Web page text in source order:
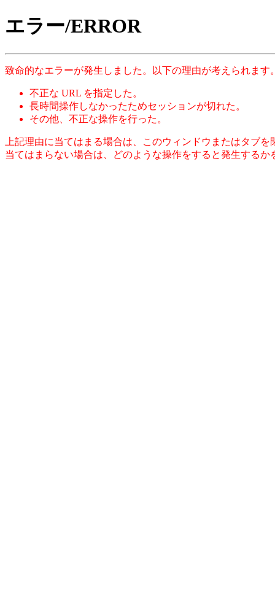
エラー/ERROR
致命的なエラーが発生しました。以下の理由が考えられます
不正な URL を指定した。
長時間操作しなかったためセッションが切れた。
その他、不正な操作を行った。
上記理由に当てはまる場合は、このウィンドウまたはタブ
当てはまらない場合は、どのような操作をすると発生する